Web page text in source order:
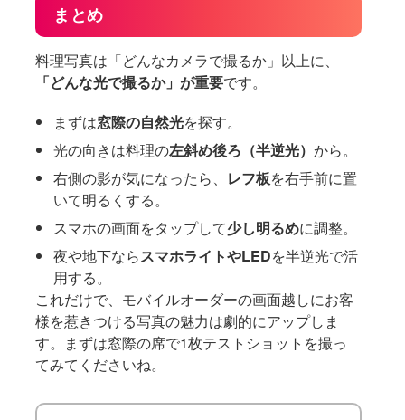
まとめ
料理写真は「どんなカメラで撮るか」以上に、
「どんな光で撮るか」が重要です。
まずは窓際の自然光を探す。
光の向きは料理の左斜め後ろ（半逆光）から。
右側の影が気になったら、 レフ板を右手前に置
いて明るくする。
スマホの画面をタップして少し明るめに調整。
夜や地下ならスマホライトやLEDを半逆光で活
用する。
これだけで、モバイルオーダーの画面越しにお客
様を惹きつける写真の魅力は劇的にアップしま
す。まずは窓際の席で1枚テストショットを撮っ
てみてくださいね。